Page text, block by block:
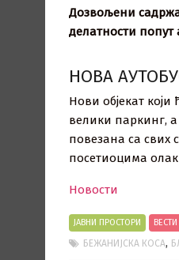
Дозвољени
делатности
НОВА
Нови објекат
велики паркинг,
повезана са свих
посетиоцима
Новости
ЈАВНИ ПРОСТОРИ ВЕСТИ
БЕЖАНИЈСКА КОСА,